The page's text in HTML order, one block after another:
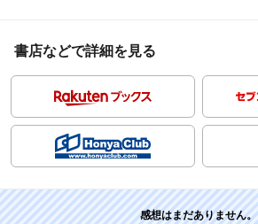
書店などで詳細を見る
感想はまだありません。